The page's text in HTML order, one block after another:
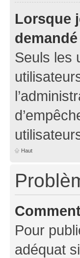
Lorsque
Seuls les
Haut
Pour
adéquat